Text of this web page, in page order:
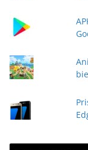
a